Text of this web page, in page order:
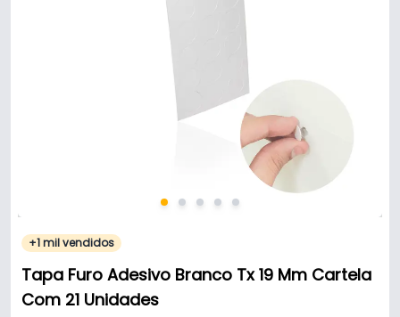
+1 mil vendidos
Tapa Furo Adesivo Branco Tx 19 Mm Cartela
Com 21 Unidades